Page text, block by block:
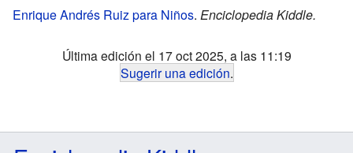
Enrique Andrés Ruiz para Niños. Enciclopedia Kiddle.
Última edición el 17 oct 2025, a las 11:19
Sugerir una edición.